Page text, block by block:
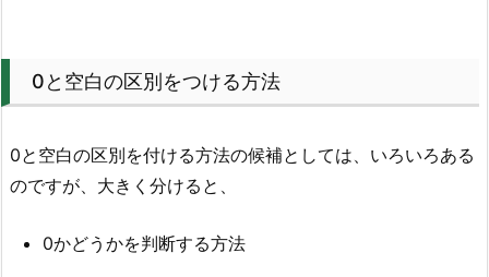
0と空白の区別をつける方法
0と空白の区別を付ける方法の候補としては、いろいろある
のですが、大きく分けると、
0かどうかを判断する方法